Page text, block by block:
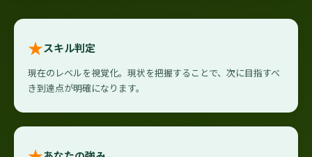
★スキル判定
現在のレベルを視覚化。現状を把握することで、次に目指すべ
き到達点が明確になります。